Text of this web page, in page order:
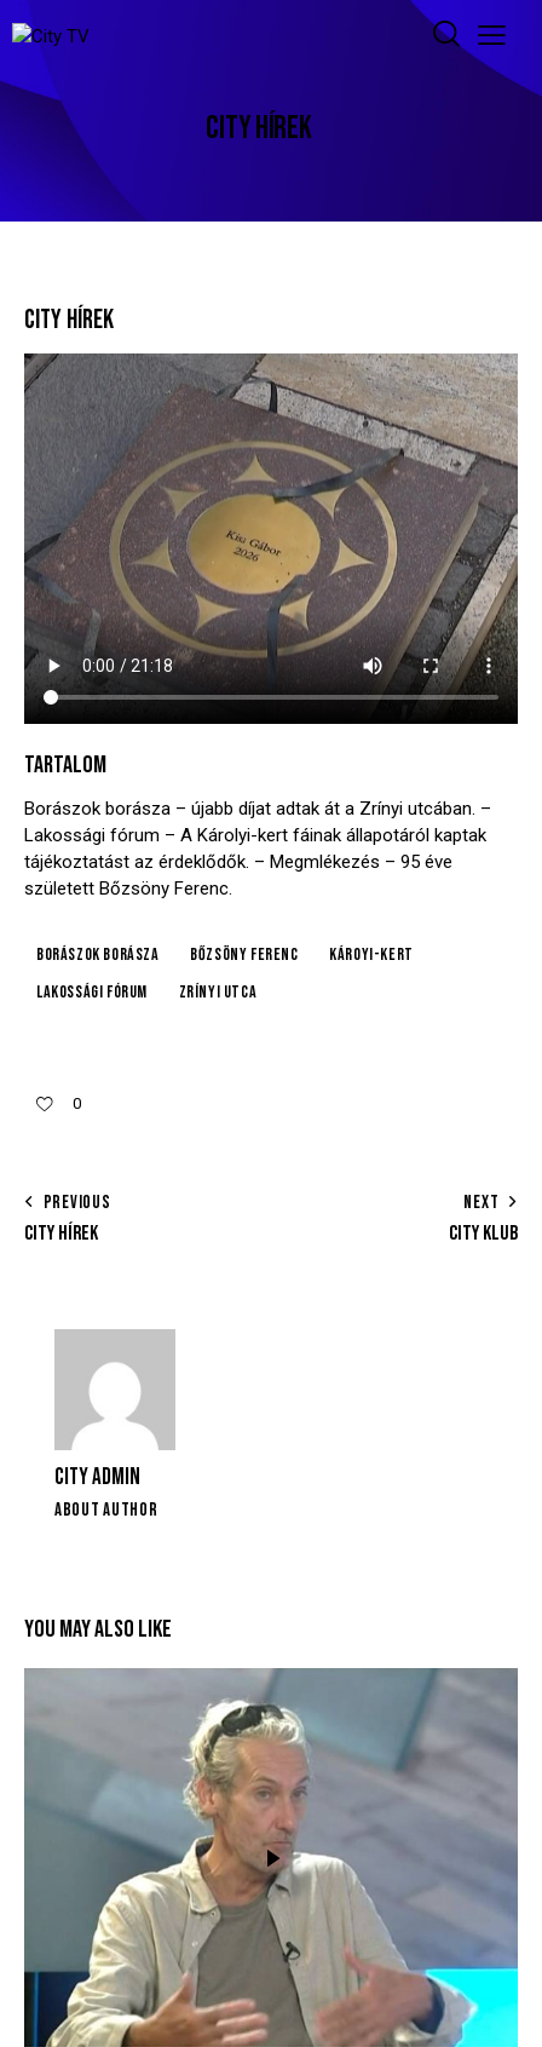
CITY HÍREK
CITY HÍREK
TARTALOM
Borászok borásza – újabb díjat adtak át a Zrínyi utcában. –
Lakossági fórum – A Károlyi-kert fáinak állapotáról kaptak
tájékoztatást az érdeklődők. – Megmlékezés – 95 éve
született Bőzsöny Ferenc.
Borászok borásza Bőzsöny Ferenc
Károyi-kert
lakossági fórum
Zrínyi utca
0
PREVIOUS
CITY HÍREK
NEXT
CITY KLUB
CITY ADMIN
ABOUT AUTHOR
YOU MAY ALSO LIKE